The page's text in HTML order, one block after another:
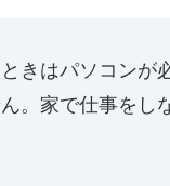
きはパソコン
。家で仕事をし